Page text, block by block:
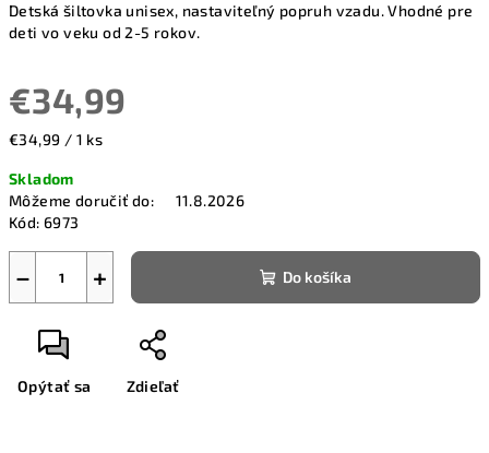
Detská šiltovka unisex, nastaviteľný popruh vzadu. Vhodné pre
deti vo veku od 2-5 rokov.
€34,99
Jednotková
€34,99 / 1 ks
Skladom
Môžeme doručiť do:
11.8.2026
Kód: 6973
+
− Do košíka
Opýtať sa Zdieľať